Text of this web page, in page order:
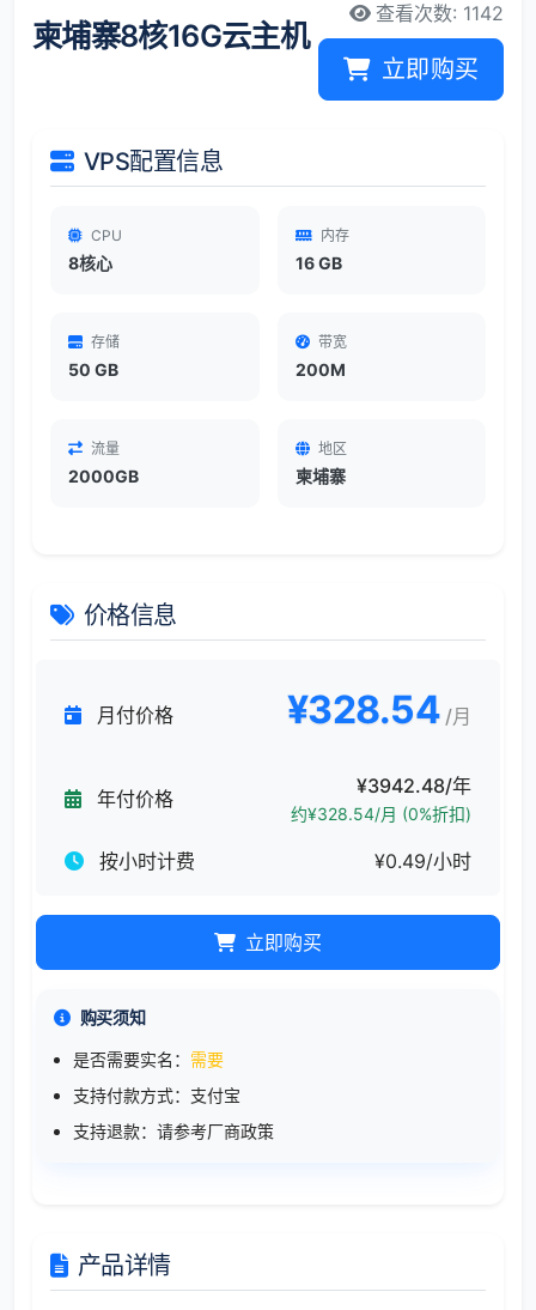
柬埔寨8核16G云主机
查看次数: 1142
立即购买
VPS配置信息
CPU
8核心
内存
16 GB
存储
50 GB
带宽
200M
流量
2000GB
地区
柬埔寨
价格信息
月付价格 ¥328.54 /月
年付价格
¥3942.48/年
约¥328.54/月 (0%折扣)
按小时计费 ¥0.49/小时
立即购买
购买须知
是否需要实名： 需要
支持付款方式：支付宝
支持退款：请参考厂商政策
产品详情